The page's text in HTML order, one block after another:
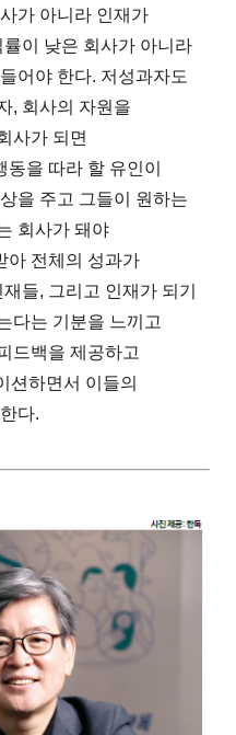
가 아니라 인재가
이 낮은 회사가 아니라
어야 한다. 저성과자도
, 회사의 자원을
사가 되면
을 따라 할 유인이
을 주고 그들이 원하는
회사가 돼야
아 전체의 성과가
들, 그리고 인재가 되기
다는 기분을 느끼고
드백을 제공하고
션하면서 이들의
다.